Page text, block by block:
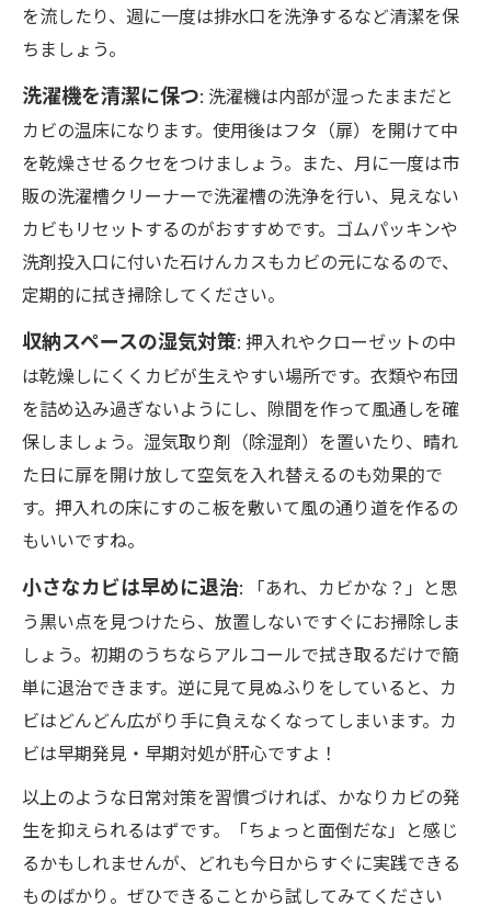
を流したり、週に一度は排水口を洗浄するなど清潔を保
ちましょう。
洗濯機を清潔に保つ: 洗濯機は内部が湿ったままだと
カビの温床になります。使用後はフタ（扉）を開けて中
を乾燥させるクセをつけましょう。また、月に一度は市
販の洗濯槽クリーナーで洗濯槽の洗浄を行い、見えない
カビもリセットするのがおすすめです。ゴムパッキンや
洗剤投入口に付いた石けんカスもカビの元になるので、
定期的に拭き掃除してください。
収納スペースの湿気対策: 押入れやクローゼットの中
は乾燥しにくくカビが生えやすい場所です。衣類や布団
を詰め込み過ぎないようにし、隙間を作って風通しを確
保しましょう。湿気取り剤（除湿剤）を置いたり、晴れ
た日に扉を開け放して空気を入れ替えるのも効果的で
す。押入れの床にすのこ板を敷いて風の通り道を作るの
もいいですね。
小さなカビは早めに退治: 「あれ、カビかな？」と思
う黒い点を見つけたら、放置しないですぐにお掃除しま
しょう。初期のうちならアルコールで拭き取るだけで簡
単に退治できます。逆に見て見ぬふりをしていると、カ
ビはどんどん広がり手に負えなくなってしまいます。カ
ビは早期発見・早期対処が肝心ですよ！
以上のような日常対策を習慣づければ、かなりカビの発
生を抑えられるはずです。「ちょっと面倒だな」と感じ
るかもしれませんが、どれも今日からすぐに実践できる
ものばかり。ぜひできることから試してみてください